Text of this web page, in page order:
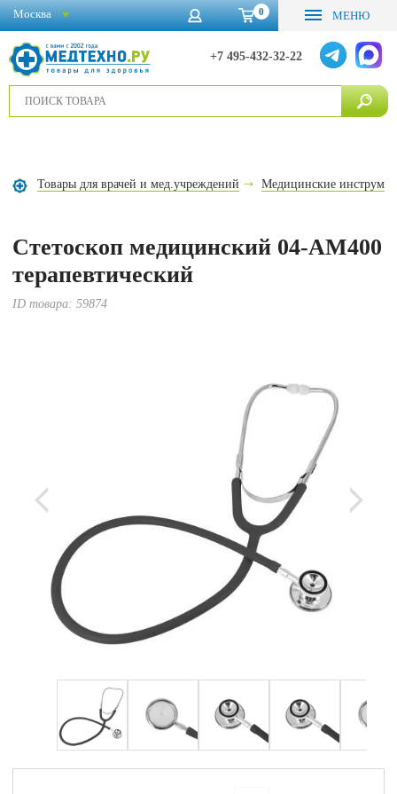
0 МЕНЮ
+7 495-432-32-22
Москва
Товары для врачей и мед.учреждений Медицинские
Стетоскоп медицинский 04-AM400
терапевтический
ID товара:59874